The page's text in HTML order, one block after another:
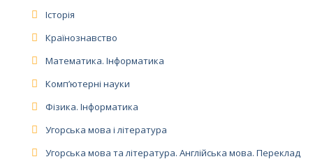
Історія
Країнознавство
Математика. Інформатика
Комп’ютерні науки
Фізика. Інформатика
Угорська мова і література
Угорська мова та література. Англійська мова. Переклад